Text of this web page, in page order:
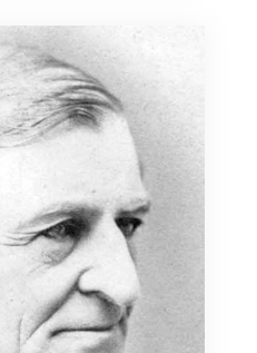
et
la
beauté
de
biotique »
grandeur
et
la
beauté
de
l’entreprise
biotique »